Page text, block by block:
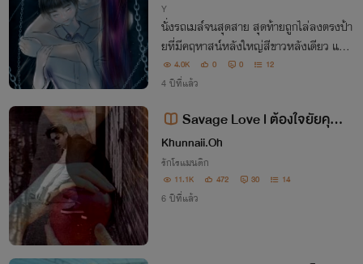
Y
นั่งรถเมล์จนสุดสาย สุดท้ายถูกไล่ลงตรงป้า
ยที่มีคฤหาสน์หลังใหญ่สีขาวหลังเดียว แต่เจ้
าของกลับไม่ใช่คนธรรมดา ถ้าเขาอยากถูกพ
ากลับบ้าน เพียงต้องเสียตัวแลกกับความช่ว
4.0K 0 0 12
4 ปีที่แล้ว
Savage Love l ต้องใจยัยคุณห
มอหน้าหวาน
Khunnaii.Oh
รักโรแมนติก
11.1K 472 30 14
6 ปีที่แล้ว